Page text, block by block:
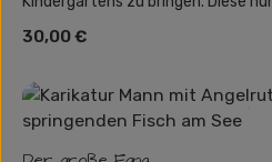
Geschenk für all jene, die im
möchten.
Regulärer Preis:
30,00 €